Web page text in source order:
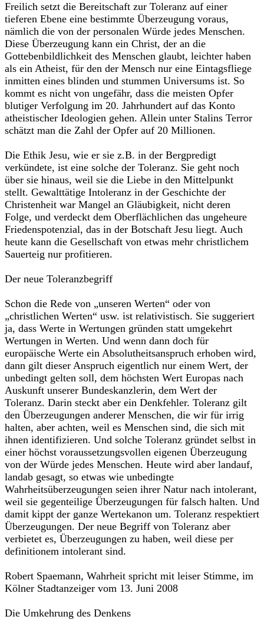
Freilich setzt die Bereitschaft zur Toleranz auf einer
tieferen Ebene eine bestimmte Überzeugung voraus,
nämlich die von der personalen Würde jedes Menschen.
Diese Überzeugung kann ein Christ, der an die
Gottebenbildlichkeit des Menschen glaubt, leichter haben
als ein Atheist, für den der Mensch nur eine Eintagsfliege
inmitten eines blinden und stummen Universums ist. So
kommt es nicht von ungefähr, dass die meisten Opfer
blutiger Verfolgung im 20. Jahrhundert auf das Konto
atheistischer Ideologien gehen. Allein unter Stalins Terror
schätzt man die Zahl der Opfer auf 20 Millionen.
Die Ethik Jesu, wie er sie z.B. in der Bergpredigt
verkündete, ist eine solche der Toleranz. Sie geht noch
über sie hinaus, weil sie die Liebe in den Mittelpunkt
stellt. Gewalttätige Intoleranz in der Geschichte der
Christenheit war Mangel an Gläubigkeit, nicht deren
Folge, und verdeckt dem Oberflächlichen das ungeheure
Friedenspotenzial, das in der Botschaft Jesu liegt. Auch
heute kann die Gesellschaft von etwas mehr christlichem
Sauerteig nur profitieren.
Der neue Toleranzbegriff
Schon die Rede von „unseren Werten“ oder von
„christlichen Werten“ usw. ist relativistisch. Sie suggeriert
ja, dass Werte in Wertungen gründen statt umgekehrt
Wertungen in Werten. Und wenn dann doch für
europäische Werte ein Absolutheitsanspruch erhoben wird,
dann gilt dieser Anspruch eigentlich nur einem Wert, der
unbedingt gelten soll, dem höchsten Wert Europas nach
Auskunft unserer Bundeskanzlerin, dem Wert der
Toleranz. Darin steckt aber ein Denkfehler. Toleranz gilt
den Überzeugungen anderer Menschen, die wir für irrig
halten, aber achten, weil es Menschen sind, die sich mit
ihnen identifizieren. Und solche Toleranz gründet selbst in
einer höchst voraussetzungsvollen eigenen Überzeugung
von der Würde jedes Menschen. Heute wird aber landauf,
landab gesagt, so etwas wie unbedingte
Wahrheitsüberzeugungen seien ihrer Natur nach intolerant,
weil sie gegenteilige Überzeugungen für falsch halten. Und
damit kippt der ganze Wertekanon um. Toleranz respektiert
Überzeugungen. Der neue Begriff von Toleranz aber
verbietet es, Überzeugungen zu haben, weil diese per
definitionem intolerant sind.
Robert Spaemann, Wahrheit spricht mit leiser Stimme, im
Kölner Stadtanzeiger vom 13. Juni 2008
Die Umkehrung des Denkens